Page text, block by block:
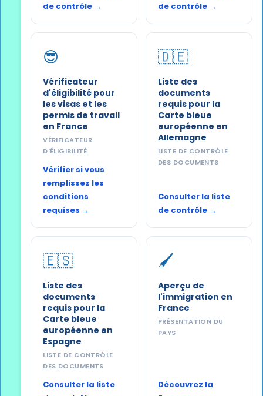
de contrôle →
de contrôle →
😎
Vérificateur
d'éligibilité pour
les visas et les
permis de travail
en France
VÉRIFICATEUR
D'ÉLIGIBILITÉ
Vérifier si vous
remplissez les
conditions
requises →
🇩🇪
Liste des
documents
requis pour la
Carte bleue
européenne en
Allemagne
LISTE DE CONTRÔLE
DES DOCUMENTS
Consulter la liste
de contrôle →
🇪🇸
Liste des
documents
requis pour la
Carte bleue
européenne en
Espagne
LISTE DE CONTRÔLE
DES DOCUMENTS
Consulter la liste
🖌️
Aperçu de
l'immigration en
France
PRÉSENTATION DU
PAYS
Découvrez la